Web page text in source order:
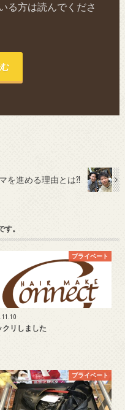
る方は読んでくださ
を進める理由とは⁈
。
プライベート
クリしました
プライベート